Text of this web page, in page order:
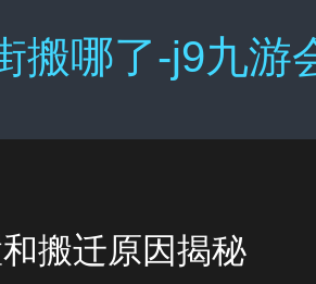
搬哪了-j9九游
搬迁原因揭秘